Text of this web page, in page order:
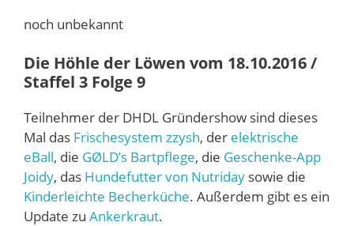
noch unbekannt
Die Höhle der Löwen vom 18.10.2016 /
Staffel 3 Folge 9
Teilnehmer der DHDL Gründershow sind dieses
Mal das Frischesystem zzysh, der elektrische
eBall, die GØLD’s Bartpflege, die Geschenke-App
Joidy, das Hundefutter von Nutriday sowie die
Kinderleichte Becherküche. Außerdem gibt es ein
Update zu Ankerkraut.